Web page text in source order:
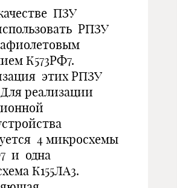
ПЗУ
РПЗУ
К573РФ7.
этих РПЗУ
реализации
4 микросхемы
и одна
К155ЛА3.